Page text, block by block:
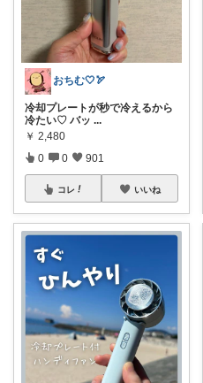
おちむ🤍🏹
冷却プレートが秒で冷えるから
冷たい♡ バッ ...
￥ 2,480
0 0 901
コレ いいね